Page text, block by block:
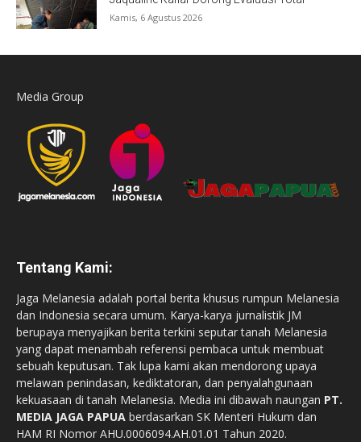
Kamis, 6 Agustus 2026
Media Group
Tentang Kami:
Jaga Melanesia adalah portal berita khusus rumpun Melanesia
dan Indonesia secara umum. Karya-karya jurnalistik JM
berupaya menyajikan berita terkini seputar tanah Melanesia
yang dapat menambah referensi pembaca untuk membuat
sebuah keputusan. Tak lupa kami akan mendorong upaya
melawan penindasan, kediktatoran, dan penyalahgunaan
kekuasaan di tanah Melanesia. Media ini dibawah naungan PT.
MEDIA JAGA PAPUA berdasarkan SK Menteri Hukum dan
HAM RI Nomor AHU.0006094.AH.01.01 Tahun 2020.